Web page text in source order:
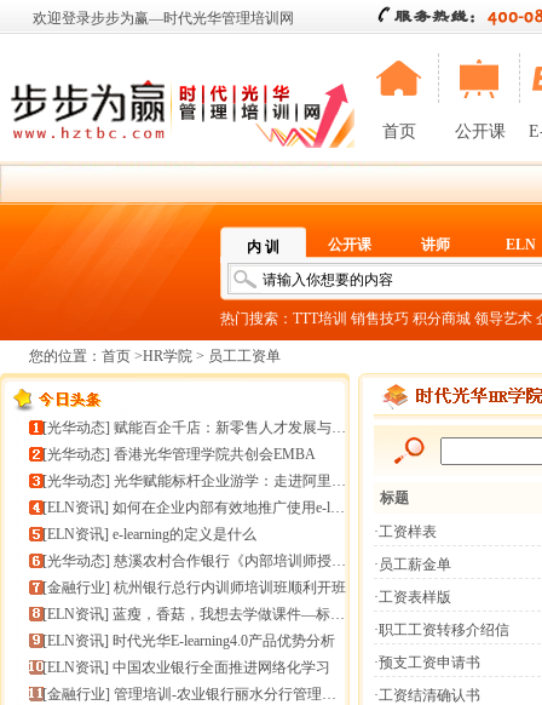
欢迎登录步步为赢—时代光华管理培训网
首页 公开课
内 训 公开课 讲师 ELN
热门搜索： TTT培训 销售技巧 积分商城 领导艺术
您的位置： 首页 >HR学院 > 员工工资单
[光华动态] 赋能百企千店：新零售人才发展与组织能力微诊断
[光华动态] 香港光华管理学院共创会EMBA
[光华动态] 光华赋能标杆企业游学：走进阿里巴巴+绿城管理集团
[ELN资讯] 如何在企业内部有效地推广使用e-learning
[ELN资讯] e-learning的定义是什么
[光华动态] 慈溪农村合作银行《内部培训师授课技能提升》报导
[金融行业] 杭州银行总行内训师培训班顺利开班
[ELN资讯] 蓝瘦，香菇，我想去学做课件—标准课件制作分享会
[ELN资讯] 时代光华E-learning4.0产品优势分析
[ELN资讯] 中国农业银行全面推进网络化学习
[金融行业] 管理培训-农业银行丽水分行管理培训
标题
·工资样表
·员工薪金单
·工资表样版
·职工工资转移介绍信
·预支工资申请书
·工资结清确认书